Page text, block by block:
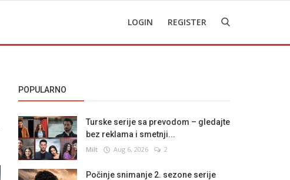
LOGIN REGISTER
POPULARNO
Turske serije sa prevodom – gledajte
bez reklama i smetnji...
Milt Aug 6, 2026 2
Počinje snimanje 2. sezone serije